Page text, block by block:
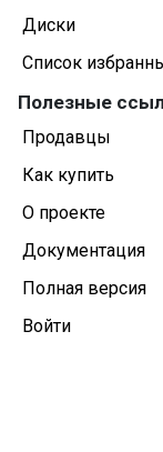
Диски
Список
Полезные
Продавцы
Как купить
О проекте
Документация
Полная версия
Войти